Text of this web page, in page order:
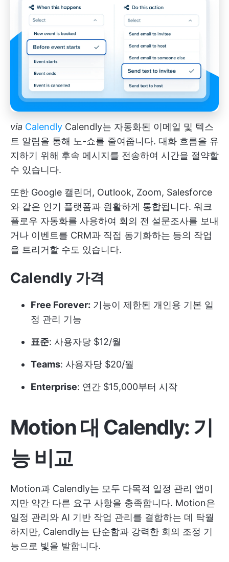
via Calendly Calendly는 자동화된 이메일 및 텍스
트 알림을 통해 노-쇼를 줄여줍니다. 대화 흐름을 유
지하기 위해 후속 메시지를 전송하여 시간을 절약할
수 있습니다.
또한 Google 캘린더, Outlook, Zoom, Salesforce
와 같은 인기 플랫폼과 원활하게 통합됩니다. 워크
플로우 자동화를 사용하여 회의 전 설문조사를 보내
거나 이벤트를 CRM과 직접 동기화하는 등의 작업
을 트리거할 수도 있습니다.
Calendly 가격
Free Forever: 기능이 제한된 개인용 기본 일
정 관리 기능
표준: 사용자당 $12/월
Teams: 사용자당 $20/월
Enterprise: 연간 $15,000부터 시작
Motion 대 Calendly: 기
능 비교
Motion과 Calendly는 모두 다목적 일정 관리 앱이
지만 약간 다른 요구 사항을 충족합니다. Motion은
일정 관리와 AI 기반 작업 관리를 결합하는 데 탁월
하지만, Calendly는 단순함과 강력한 회의 조정 기
능으로 빛을 발합니다.